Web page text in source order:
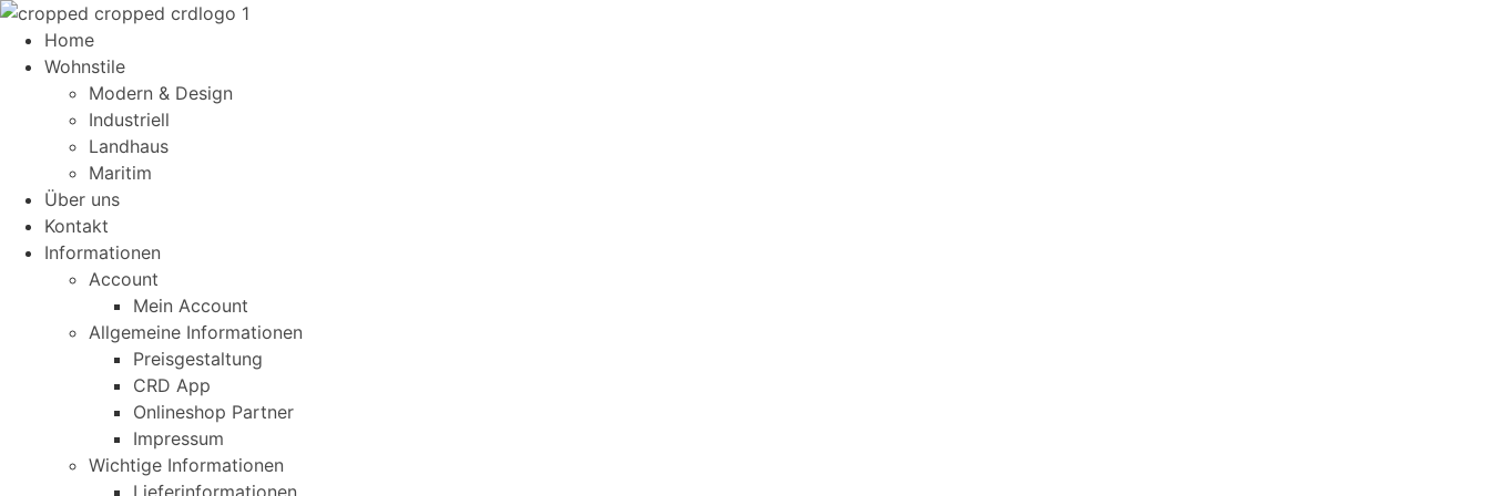
Home
Wohnstile
Modern & Design
Industriell
Landhaus
Maritim
Über uns
Kontakt
Informationen
Account
Mein Account
Allgemeine Informationen
Preisgestaltung
CRD App
Onlineshop Partner
Impressum
Wichtige Informationen
Lieferinformationen